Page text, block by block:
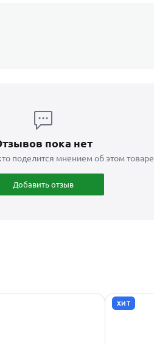
пока нет
поделится мнением об этом товаре
Добавить отзыв
ХИТ